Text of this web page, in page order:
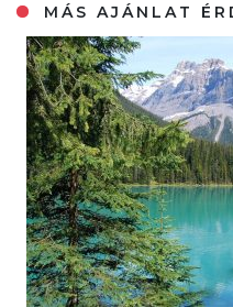
MÁS AJÁNLAT